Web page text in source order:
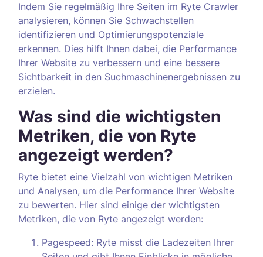
Indem Sie regelmäßig Ihre Seiten im Ryte Crawler
analysieren, können Sie Schwachstellen
identifizieren und Optimierungspotenziale
erkennen. Dies hilft Ihnen dabei, die Performance
Ihrer Website zu verbessern und eine bessere
Sichtbarkeit in den Suchmaschinenergebnissen zu
erzielen.
Was sind die wichtigsten
Metriken, die von Ryte
angezeigt werden?
Ryte bietet eine Vielzahl von wichtigen Metriken
und Analysen, um die Performance Ihrer Website
zu bewerten. Hier sind einige der wichtigsten
Metriken, die von Ryte angezeigt werden:
Pagespeed: Ryte misst die Ladezeiten Ihrer